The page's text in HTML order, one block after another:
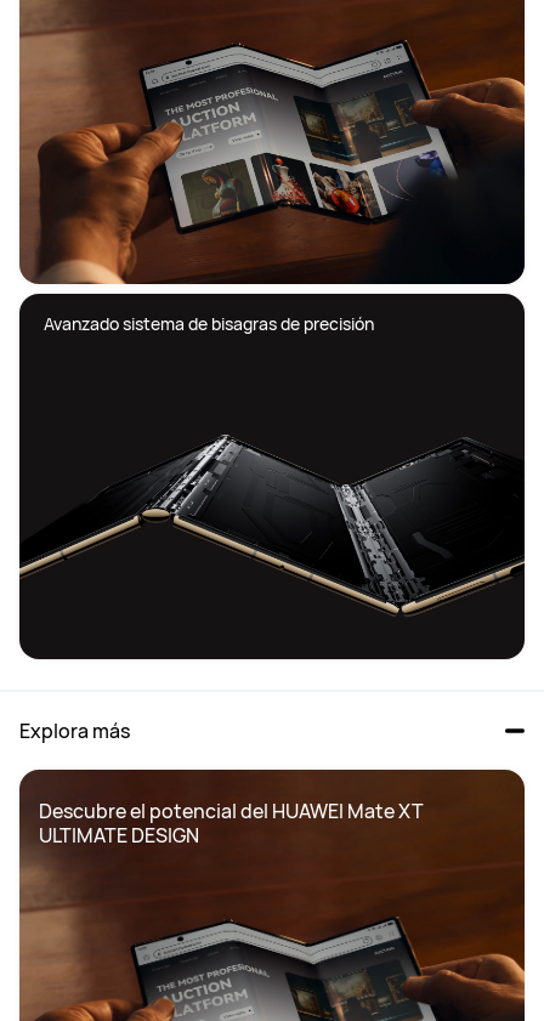
Explora más
Descubre el potencial del HUAWEI Mate XT
ULTIMATE DESIGN